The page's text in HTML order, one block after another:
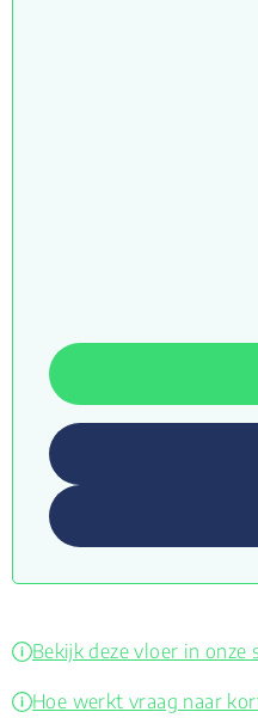
Bekijk deze vloer in onze
Hoe werkt vraag naar